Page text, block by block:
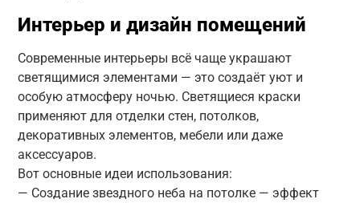
Интерьер и дизайн помещений
Современные интерьеры всё чаще украшают
светящимися элементами — это создаёт уют и
особую атмосферу ночью. Светящиеся краски
применяют для отделки стен, потолков,
декоративных элементов, мебели или даже
аксессуаров.
Вот основные идеи использования:
— Создание звездного неба на потолке — эффект